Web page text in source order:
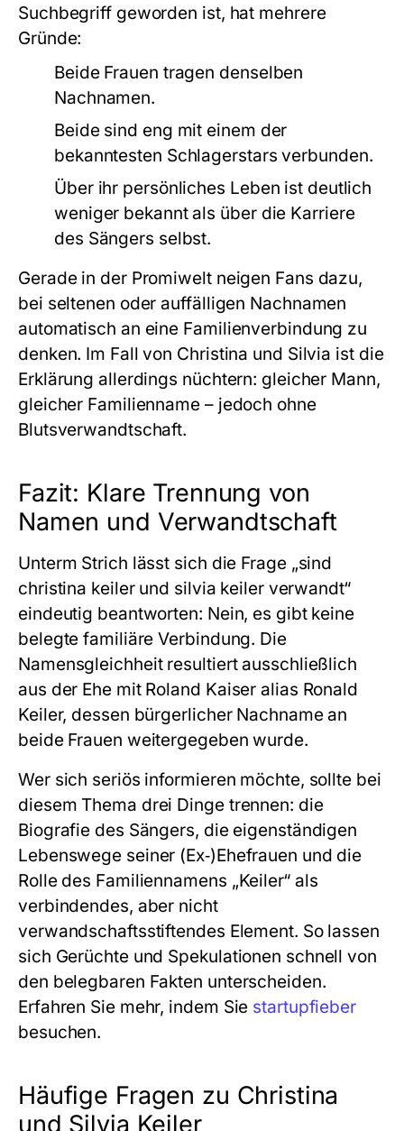
Suchbegriff geworden ist, hat mehrere
Gründe:
Beide Frauen tragen denselben
Nachnamen.
Beide sind eng mit einem der
bekanntesten Schlagerstars verbunden.
Über ihr persönliches Leben ist deutlich
weniger bekannt als über die Karriere
des Sängers selbst.
Gerade in der Promiwelt neigen Fans dazu,
bei seltenen oder auffälligen Nachnamen
automatisch an eine Familienverbindung zu
denken. Im Fall von Christina und Silvia ist die
Erklärung allerdings nüchtern: gleicher Mann,
gleicher Familienname – jedoch ohne
Blutsverwandtschaft.
Fazit: Klare Trennung von
Namen und Verwandtschaft
Unterm Strich lässt sich die Frage „sind
christina keiler und silvia keiler verwandt“
eindeutig beantworten: Nein, es gibt keine
belegte familiäre Verbindung. Die
Namensgleichheit resultiert ausschließlich
aus der Ehe mit Roland Kaiser alias Ronald
Keiler, dessen bürgerlicher Nachname an
beide Frauen weitergegeben wurde.
Wer sich seriös informieren möchte, sollte bei
diesem Thema drei Dinge trennen: die
Biografie des Sängers, die eigenständigen
Lebenswege seiner (Ex‑)Ehefrauen und die
Rolle des Familiennamens „Keiler“ als
verbindendes, aber nicht
verwandschaftsstiftendes Element. So lassen
sich Gerüchte und Spekulationen schnell von
den belegbaren Fakten unterscheiden.
Erfahren Sie mehr, indem Sie startupfieber
besuchen.
Häufige Fragen zu Christina
und Silvia Keiler